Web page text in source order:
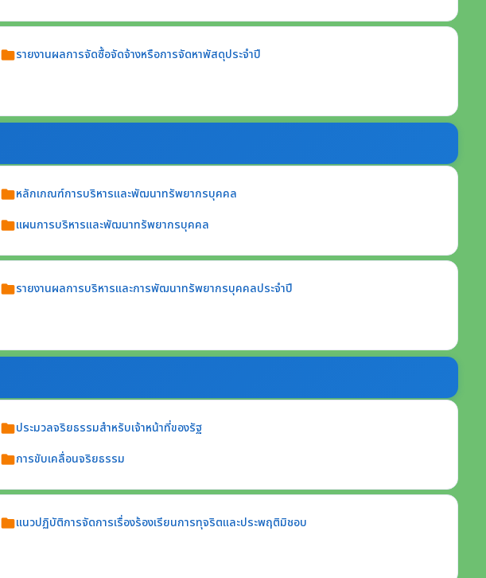
folderรายงานผลการจัดซื้อจัดจ้างหรือการจัดหาพัสดุประจำปี
folderหลักเกณฑ์การบริหารและพัฒนาทรัพยากรบุคคล
folderแผนการบริหารและพัฒนาทรัพยากรบุคคล
folderรายงานผลการบริหารและการพัฒนาทรัพยากรบุคคลประจำปี
folderประมวลจริยธรรมสำหรับเจ้าหน้าที่ของรัฐ
folderการขับเคลื่อนจริยธรรม
folderแนวปฏิบัติการจัดการเรื่องร้องเรียนการทุจริตและประพฤติมิชอบ